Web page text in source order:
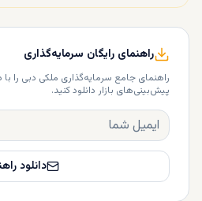
راهنمای رایگان سرمایه‌گذاری
راهنمای جامع سرمایه‌گذاری ملکی دبی را
پیش‌بینی‌های بازار دانلود کنید.
دانلود